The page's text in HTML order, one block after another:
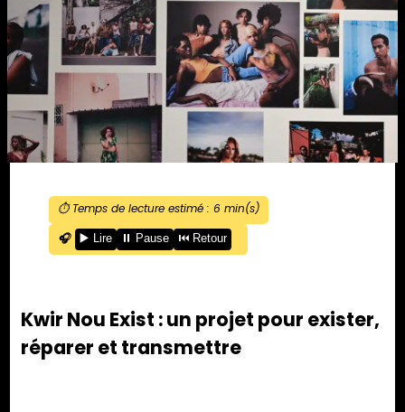
⏱️ Temps de lecture estimé : 6 min(s)
🎧
▶️ Lire ⏸️ Pause ⏮️ Retour
Kwir Nou Exist : un projet pour exister,
réparer et transmettre